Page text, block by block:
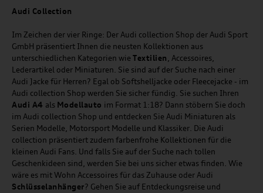
Audi Collection
Im Zeichen der vier Ringe: Der Audi collection Shop der Audi Sport
GmbH präsentiert Ihnen die neusten Kollektionen aus
unterschiedlichen Kategorien wie Textilien, Accessoires,
Lederartikel oder Miniaturen. Sie sind auf der Suche nach einer
Audi Jacke für Herren? Egal ob Softshelljacke oder Fleecejacke - im
Audi collection Shop werden Sie sicher fündig. Sie suchen Ihren
Audi A4 als Modellauto im Format 1:18? Dann stöbern Sie doch
im Audi collection Shop und entdecken Sie Audi Miniaturen als
Serien Modelle, Motorsport Modelle und Klassiker. Die Audi
collection präsentiert zudem farbenfrohe Kollektionen für die
kleinen Audi Fans. Und falls Sie auf der Suche nach tollen
Geschenkideen sind, werden Sie bei uns sicher etwas finden. Wie
wäre es mit Wohn Accessoires für das Zuhause oder Audi
Schlüsselanhänger? Gehen Sie auf Entdeckungsreise und